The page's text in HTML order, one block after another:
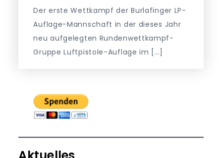
Der erste Wettkampf der Burlafinger LP-
Auflage-Mannschaft in der dieses Jahr
neu aufgelegten Rundenwettkampf-
Gruppe Luftpistole-Auflage im […]